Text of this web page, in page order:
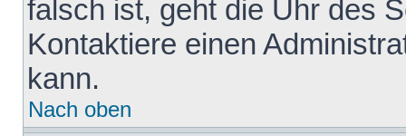
falsch ist, geht die Uhr des
Kontaktiere einen
kann.
Nach oben